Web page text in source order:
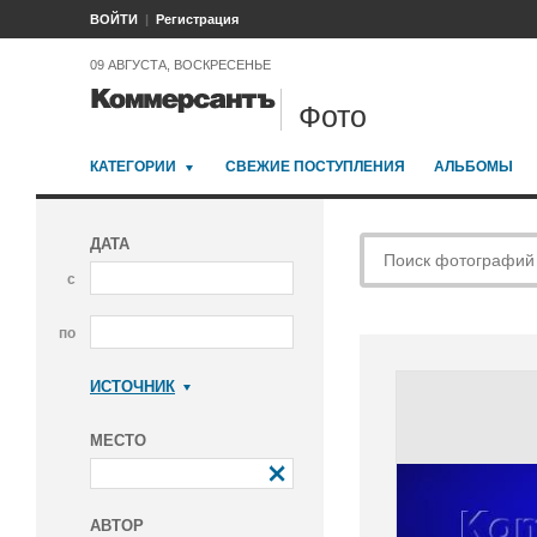
ВОЙТИ Регистрация
09 АВГУСТА, ВОСКРЕСЕНЬЕ
Фото
КАТЕГОРИИ СВЕЖИЕ ПОСТУПЛЕНИЯ АЛЬБОМЫ
ДАТА
с
по
ИСТОЧНИК
МЕСТО
АВТОР